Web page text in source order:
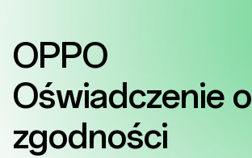
OPPO
Oświadczenie o
zgodności